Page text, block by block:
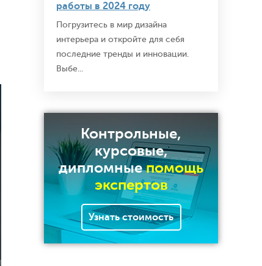
работы в 2024 году
Погрузитесь в мир дизайна
интерьера и откройте для себя
последние тренды и инновации.
Выбе...
Контрольные,
курсовые,
дипломныепомощь
экспертов
Узнать стоимость